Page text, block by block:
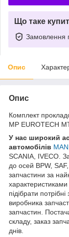
Що таке
Замовлення
Опис
Опис
Комплект
MP EUROTECH
У нас широкий
автомобілів MAN
SCANIA, IVECO.
до осей BPW,
запчастини за
підібрати
виробника
запчастин.
складу, заказ
днів.